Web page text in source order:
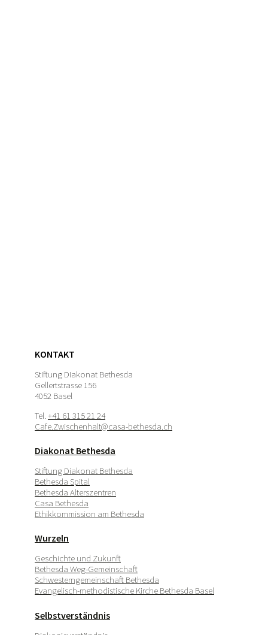
KONTAKT
Stiftung Diakonat Bethesda
Gellertstrasse 156
4052 Basel
Tel. +41 61 315 21 24
Cafe.Zwischenhalt@casa-bethesda.ch
Diakonat Bethesda
Stiftung Diakonat Bethesda
Bethesda Spital
Bethesda Alterszentren
Casa Bethesda
Ethikkommission am Bethesda
Wurzeln
Geschichte und Zukunft
Bethesda Weg-Gemeinschaft
Schwesterngemeinschaft Bethesda
Evangelisch-methodistische Kirche Bethesda Basel
Selbstverständnis